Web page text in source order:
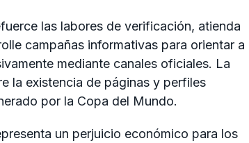
las labores de verificación, atienda
campañas informativas para orientar a
mediante canales oficiales. La
la existencia de páginas y perfiles
por la Copa del Mundo.
un perjuicio económico para los